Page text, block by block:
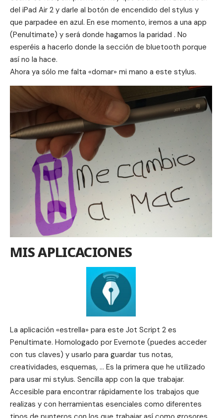
del iPad Air 2 y darle al botón de encendido del stylus y
que parpadee en azul. En ese momento, iremos a una app
(Penultimate) y será donde hagamos la paridad . No
esperéis a hacerlo donde la sección de bluetooth porque
así no la hace.
Ahora ya sólo me falta «domar» mi mano a este stylus.
MIS APLICACIONES
La aplicación «estrella» para este Jot Script 2 es
Penultimate. Homologado por Evernote (puedes acceder
con tus claves) y usarlo para guardar tus notas,
creatividades, esquemas, … Es la primera que he utilizado
para usar mi stylus. Sencilla app con la que trabajar.
Accesible para encontrar rápidamente los trabajos que
realizas y con herramientas esenciales como diferentes